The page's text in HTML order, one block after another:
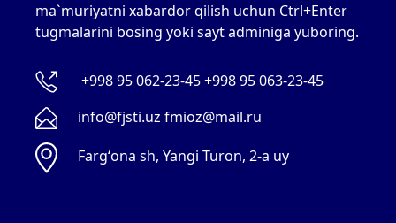
ma`muriyatni xabardor qilish uchun Ctrl+Enter
tugmalarini bosing yoki sayt adminiga yuboring.
+998 95 062-23-45 +998 95 063-23-45
info@fjsti.uz fmioz@mail.ru
Fargʻona sh, Yangi Turon, 2-a uy